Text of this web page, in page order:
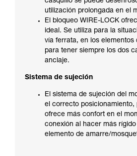
utilización prolongada en el
El bloqueo WIRE-LOCK
ideal. Se utiliza para la
vía ferrata, en los elementos
para tener siempre los dos
anclaje.
Sistema de sujeción
El sistema de sujeción del
el correcto posicionamiento,
ofrece más confort en el
conexión al hacer más
elemento de amarre/